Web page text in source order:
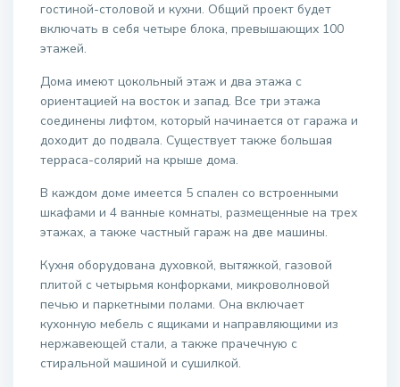
гостиной-столовой и кухни. Общий проект будет
включать в себя четыре блока, превышающих 100
этажей.
Дома имеют цокольный этаж и два этажа с
ориентацией на восток и запад. Все три этажа
соединены лифтом, который начинается от гаража и
доходит до подвала. Существует также большая
терраса-солярий на крыше дома.
В каждом доме имеется 5 спален со встроенными
шкафами и 4 ванные комнаты, размещенные на трех
этажах, а также частный гараж на две машины.
Кухня оборудована духовкой, вытяжкой, газовой
плитой с четырьмя конфорками, микроволновой
печью и паркетными полами. Она включает
кухонную мебель с ящиками и направляющими из
нержавеющей стали, а также прачечную с
стиральной машиной и сушилкой.